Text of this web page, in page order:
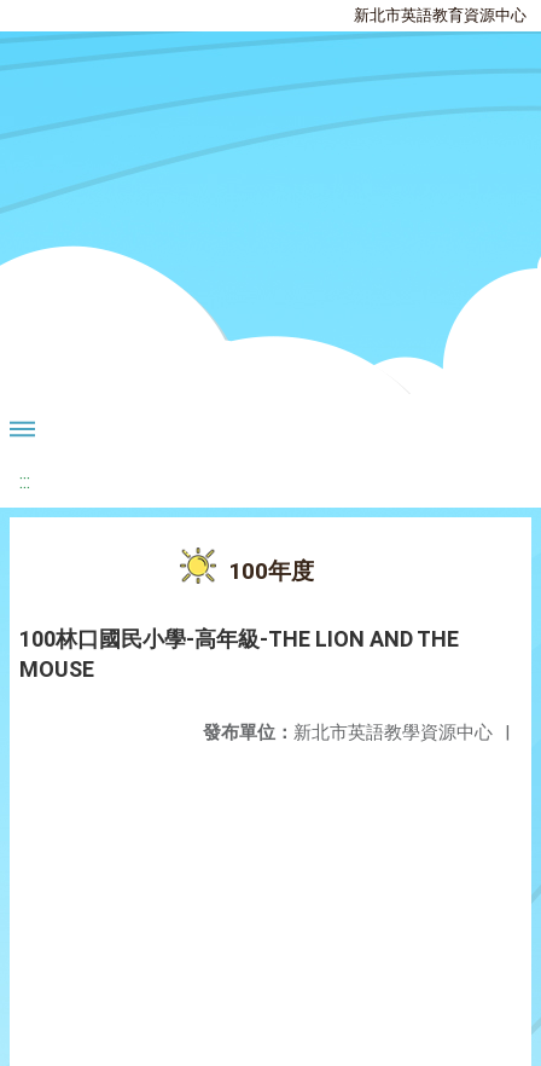
新北市英語教育資源中心
:::
100年度
100林口國民小學-高年級-THE LION AND THE
MOUSE
發布單位： 新北市英語教學資源中心 |